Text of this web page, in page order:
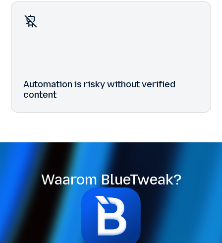
Automation is risky without verified
content
Waarom BlueTweak?